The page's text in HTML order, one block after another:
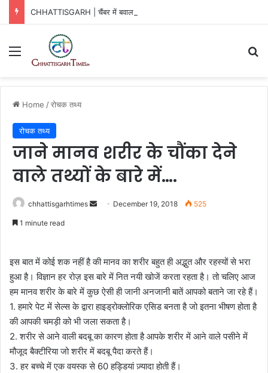
Menu
Home /रोचक तथ्य
रोचक तथ्य
जाने मानव शरीर के चौंका देने
वाले तथ्यों के बारे में….
chhattisgarhtimes
Send December 19, 2018 525
1 minute read
इस बात में कोई शक नहीं है की मानव का शरीर बहुत ही अद्भुत और रहस्यों से भरा
हुआ है। विज्ञान हर रोज़ इस बारे में नित नयी खोजें करता रहता है। तो चलिए आज
हम मानव शरीर के बारे में कुछ ऐसी ही जानी अनजानी बातें आपको बताने जा रहे हैं।
1. हमारे पेट में सेल्स के द्वारा हाइड्रोक्लोरिक एसिड बनता है जो इतना भीषण होता है
की आपकी चमड़ी को भी जला सकता है।
2. शरीर से आने वाली बदबू का कारण होता है आपके शरीर में आने वाले पसीने में
मौजूद बैक्टीरिया जो शरीर में बदबू पैदा करते हैं।
3. हर बच्चे में एक वयस्क से 60 हड्डियां ज़्यादा होती हैं।